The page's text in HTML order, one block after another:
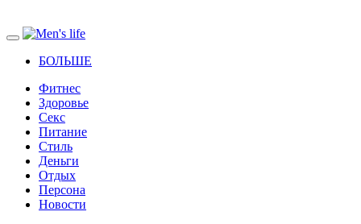
БОЛЬШЕ
Фитнес
Здоровье
Секс
Питание
Стиль
Деньги
Отдых
Персона
Новости